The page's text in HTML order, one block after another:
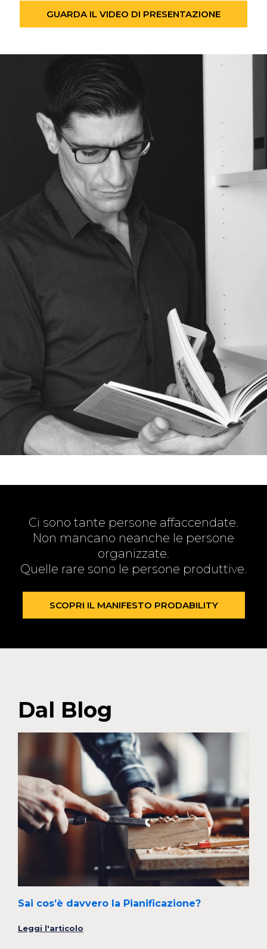
GUARDA IL VIDEO DI PRESENTAZIONE
Ci sono tante persone affaccendate.
Non mancano neanche le persone
organizzate.
Quelle rare sono le persone produttive.
SCOPRI IL MANIFESTO PRODABILITY
Dal Blog
Sai cos’è davvero la Pianificazione?
Leggi l'articolo